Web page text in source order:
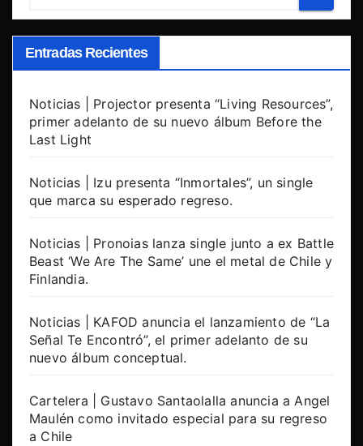
Entradas Recientes
Noticias | Projector presenta “Living Resources”,
primer adelanto de su nuevo álbum Before the
Last Light
Noticias | Izu presenta “Inmortales”, un single
que marca su esperado regreso.
Noticias | Pronoias lanza single junto a ex Battle
Beast ‘We Are The Same’ une el metal de Chile y
Finlandia.
Noticias | KAFOD anuncia el lanzamiento de “La
Señal Te Encontró”, el primer adelanto de su
nuevo álbum conceptual.
Cartelera | Gustavo Santaolalla anuncia a Angel
Maulén como invitado especial para su regreso
a Chile